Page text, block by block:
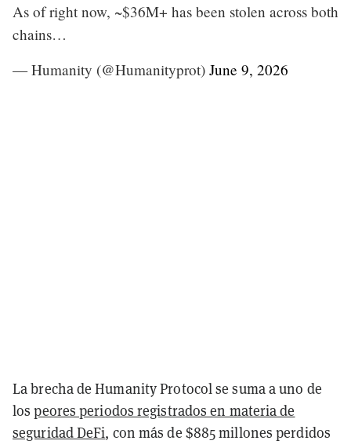
As of right now, ~$36M+ has been stolen across both
chains…
— Humanity (@Humanityprot) June 9, 2026
La brecha de Humanity Protocol se suma a uno de
lospeores periodos registrados en materia de
seguridad DeFi, con más de $885 millones perdidos